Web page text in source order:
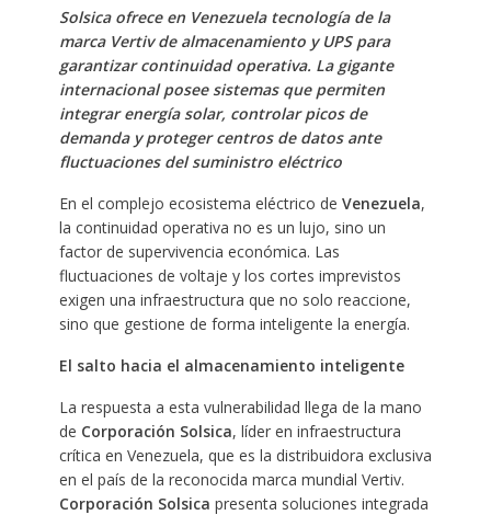
Solsica ofrece en Venezuela tecnología de la
marca Vertiv de almacenamiento y UPS para
garantizar continuidad operativa. La gigante
internacional posee sistemas que permiten
integrar energía solar, controlar picos de
demanda y proteger centros de datos ante
fluctuaciones del suministro eléctrico
En el complejo ecosistema eléctrico de Venezuela,
la continuidad operativa no es un lujo, sino un
factor de supervivencia económica. Las
fluctuaciones de voltaje y los cortes imprevistos
exigen una infraestructura que no solo reaccione,
sino que gestione de forma inteligente la energía.
El salto hacia el almacenamiento inteligente
La respuesta a esta vulnerabilidad llega de la mano
de Corporación Solsica, líder en infraestructura
crítica en Venezuela, que es la distribuidora exclusiva
en el país de la reconocida marca mundial Vertiv.
Corporación Solsica presenta soluciones integrada